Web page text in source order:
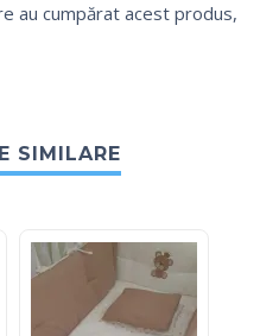
au cumpărat acest produs,
SIMILARE